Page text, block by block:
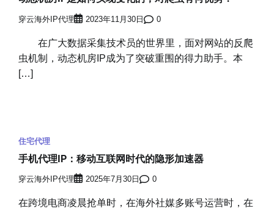
穿云海外IP代理 2023年11月30日 0
在广大数据采集技术员的世界里，面对网站的反爬
虫机制，动态机房IP成为了突破重围的得力助手。本
[…]
住宅代理
手机代理IP：移动互联网时代的隐形加速器
穿云海外IP代理 2025年7月30日 0
在跨境电商凌晨抢单时，在海外社媒多账号运营时，在